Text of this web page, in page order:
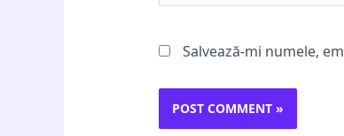
Salvează-mi numele,